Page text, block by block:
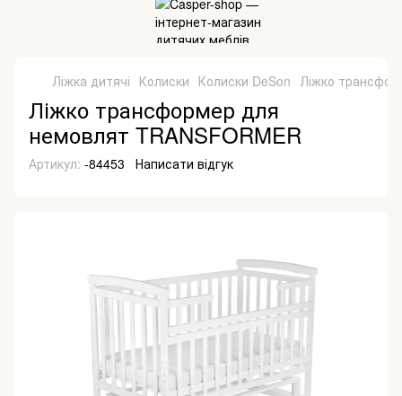
Ліжка дитячі Колиски Колиски DeSon Ліжко
Ліжко трансформер для
немовлят TRANSFORMER
Артикул: -84453 Написати відгук